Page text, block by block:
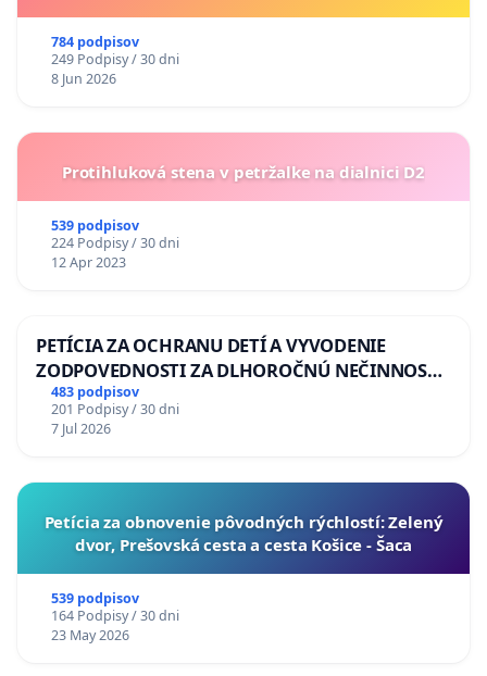
784 podpisov
249 Podpisy / 30 dni
8 Jun 2026
Protihluková stena v petržalke na dialnici D2
539 podpisov
224 Podpisy / 30 dni
12 Apr 2023
PETÍCIA ZA OCHRANU DETÍ A VYVODENIE
ZODPOVEDNOSTI ZA DLHOROČNÚ NEČINNOSŤ
A ZLYHANIE ŠTÁTU
483 podpisov
201 Podpisy / 30 dni
7 Jul 2026
​Petícia za obnovenie pôvodných rýchlostí: Zelený
dvor, Prešovská cesta a cesta Košice - Šaca
539 podpisov
164 Podpisy / 30 dni
23 May 2026